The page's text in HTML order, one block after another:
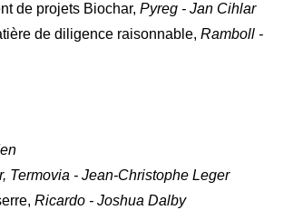
de projets Biochar,Pyreg - Jan Cihlar
de diligence raisonnable,Ramboll -
Termovia - Jean-Christophe Leger
Ricardo - Joshua Dalby